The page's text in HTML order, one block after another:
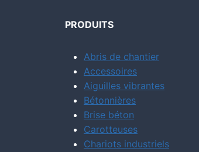
PRODUITS
Abris de chantier
Accessoires
Aiguilles vibrantes
Bétonnières
Brise béton
Carotteuses
Chariots industriels